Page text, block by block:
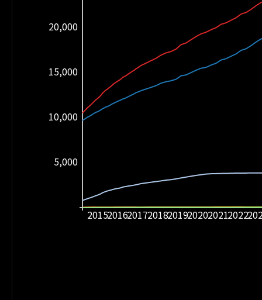
20152016201720182019202020212022
5,000
10,000
15,000
20,000